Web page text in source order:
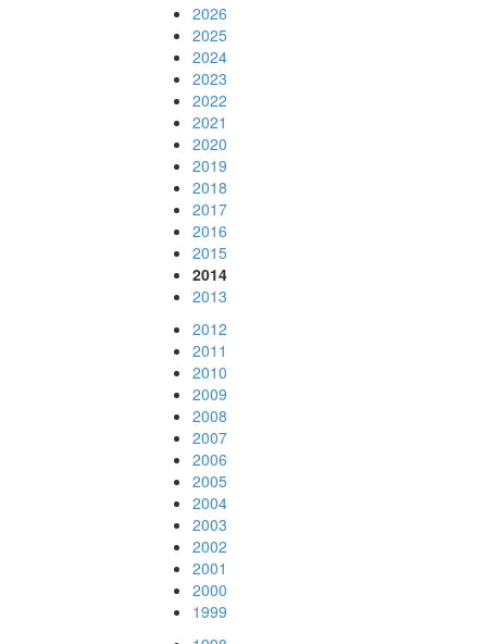
2026
2025
2024
2023
2022
2021
2020
2019
2018
2017
2016
2015
2014
2013
2012
2011
2010
2009
2008
2007
2006
2005
2004
2003
2002
2001
2000
1999